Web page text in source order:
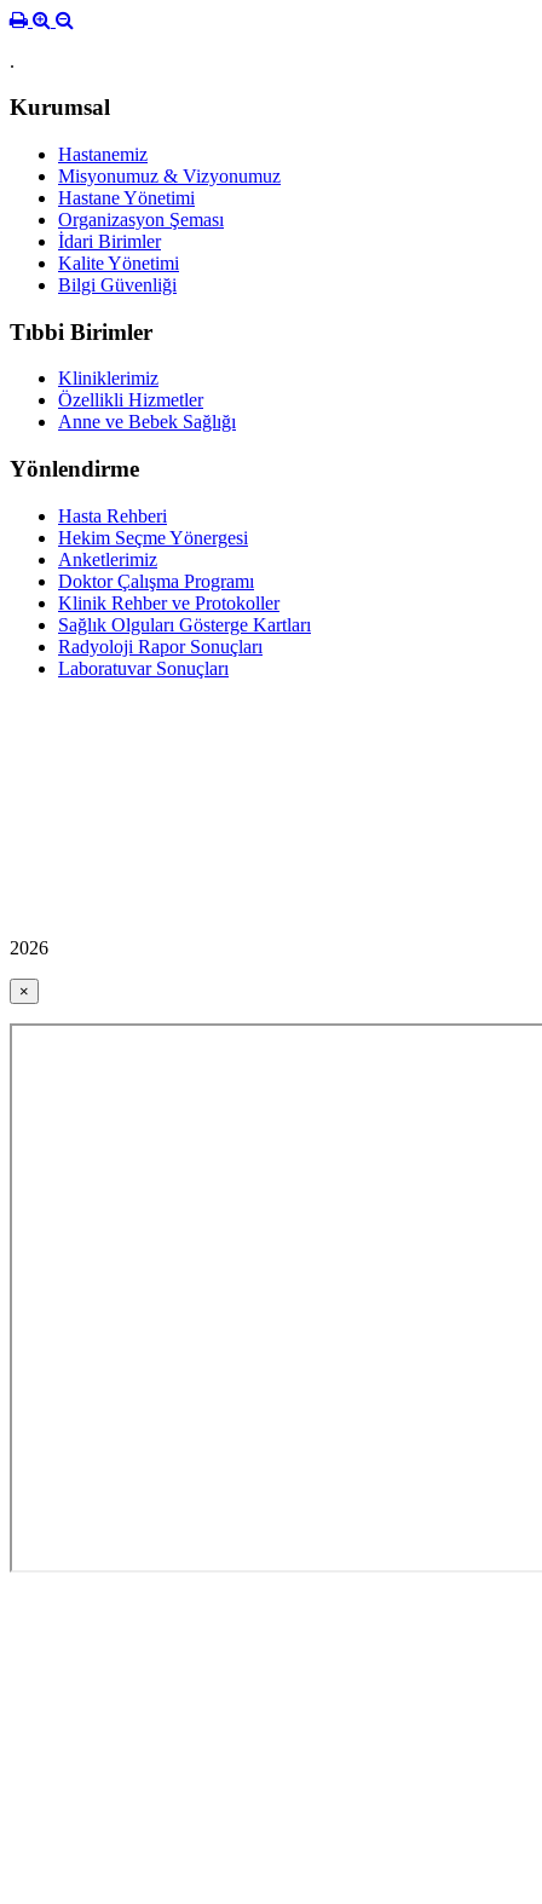
.
Kurumsal
Hastanemiz
Misyonumuz & Vizyonumuz
Hastane Yönetimi
Organizasyon Şeması
İdari Birimler
Kalite Yönetimi
Bilgi Güvenliği
Tıbbi Birimler
Kliniklerimiz
Özellikli Hizmetler
Anne ve Bebek Sağlığı
Yönlendirme
Hasta Rehberi
Hekim Seçme Yönergesi
Anketlerimiz
Doktor Çalışma Programı
Klinik Rehber ve Protokoller
Sağlık Olguları Gösterge Kartları
Radyoloji Rapor Sonuçları
Laboratuvar Sonuçları
2026
×